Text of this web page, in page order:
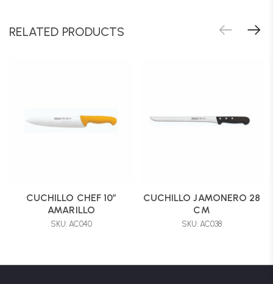
RELATED PRODUCTS
CUCHILLO CHEF 10″
AMARILLO
SKU: AC040
CUCHILLO JAMONERO 28
CM
SKU: AC038